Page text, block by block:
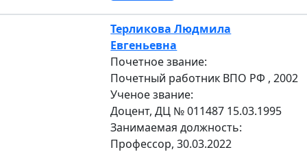
Терликова Людмила
Евгеньевна
Почетное звание:
Почетный работник ВПО РФ , 2002
Ученое звание:
Доцент, ДЦ № 011487 15.03.1995
Занимаемая должность:
Профессор, 30.03.2022